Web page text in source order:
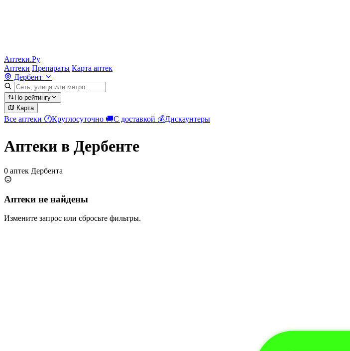
Аптеки.Ру
Аптеки Препараты Карта аптек
Дербент
По рейтингу
Карта
Все аптеки 🕐Круглосуточно 🚚С доставкой 💰Дискаунтеры
Аптеки в Дербенте
0 аптек Дербента
Аптеки не найдены
Измените запрос или сбросьте фильтры.